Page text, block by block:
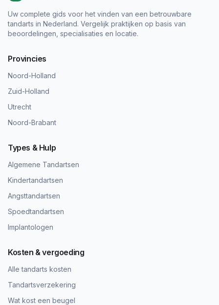
Uw complete gids voor het vinden van een betrouwbare
tandarts in Nederland. Vergelijk praktijken op basis van
beoordelingen, specialisaties en locatie.
Provincies
Noord-Holland
Zuid-Holland
Utrecht
Noord-Brabant
Types & Hulp
Algemene Tandartsen
Kindertandartsen
Angsttandartsen
Spoedtandartsen
Implantologen
Kosten & vergoeding
Alle tandarts kosten
Tandartsverzekering
Wat kost een beugel